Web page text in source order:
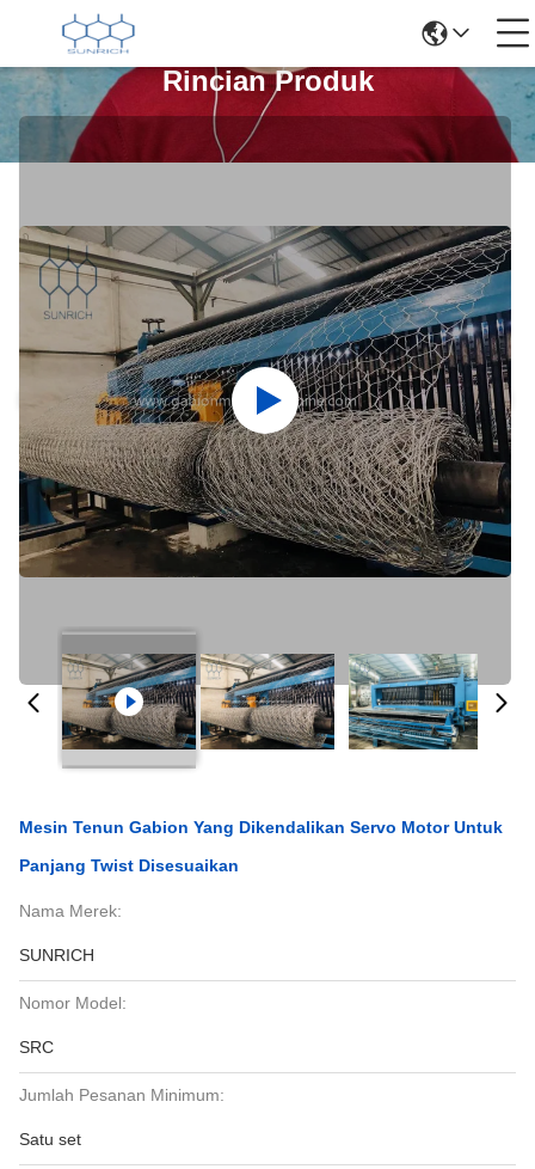
Rincian Produk
Mesin Tenun Gabion Yang Dikendalikan Servo Motor Untuk
Panjang Twist Disesuaikan
Nama Merek:
SUNRICH
Nomor Model:
SRC
Jumlah Pesanan Minimum:
Satu set